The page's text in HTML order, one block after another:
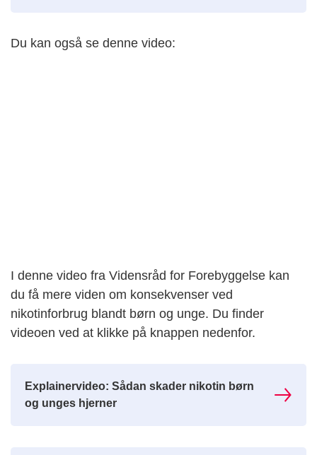
Du kan også se denne video:
I denne video fra Vidensråd for Forebyggelse kan
du få mere viden om konsekvenser ved
nikotinforbrug blandt børn og unge. Du finder
videoen ved at klikke på knappen nedenfor.
Explainervideo: Sådan skader nikotin børn
og unges hjerner